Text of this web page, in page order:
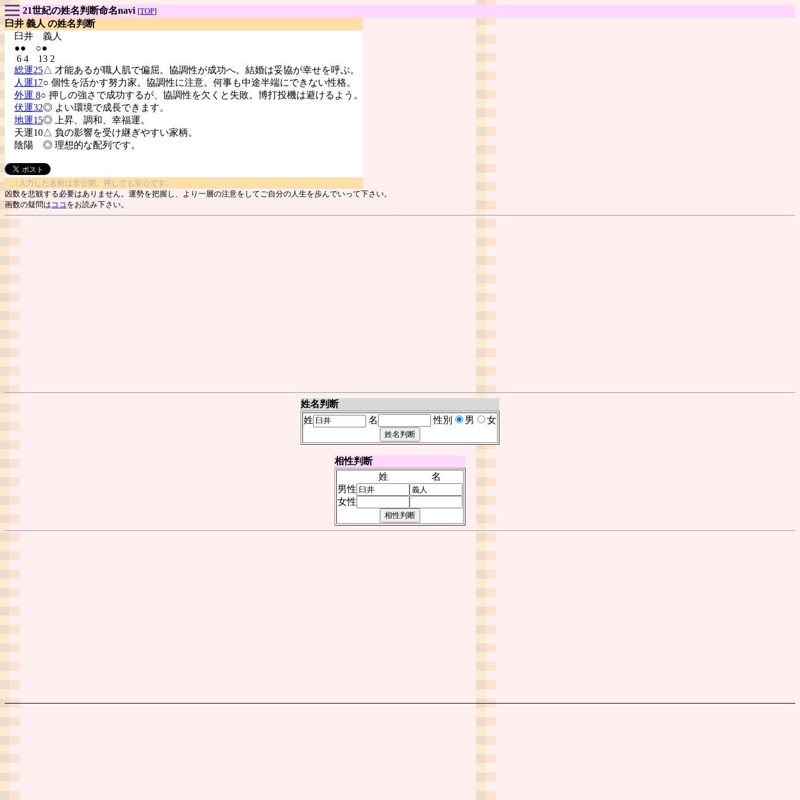
21世紀の姓名判断命名navi [TOP]
臼井 義人 の姓名判断
臼井 義人
●● ○●
6 4 13 2
総運25△ 才能あるが職人肌で偏屈。協調性が成功へ。結婚は妥協が幸せを呼ぶ。
人運17○ 個性を活かす努力家。協調性に注意。何事も中途半端にできない性格。
外運 8○ 押しの強さで成功するが、協調性を欠くと失敗。博打投機は避けるよう。
伏運32◎ よい環境で成長できます。
地運15◎ 上昇、調和、幸福運。
天運10△ 負の影響を受け継ぎやすい家柄。
陰陽 ◎ 理想的な配列です。
↑入力した名前は非公開。押しても安心です。
凶数を悲観する必要はありません。運勢を把握し、より一層の注意をしてご自分の人生を歩んでいって下さい。
画数の疑問は ココ をお読み下さい。
姓名判断
姓
名 性別 男 女
相性判断
姓
名
男性
女性